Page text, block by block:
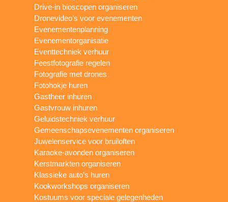
Drive-in bioscopen organiseren
Dronevideo’s voor evenementen
Evenementenplanning
Evenementorganisatie
Eventtechniek verhuur
Feestfotografie regelen
Fotografie met drones
Fotohokje huren
Gastheer inhuren
Gastvrouw inhuren
Geluidstechniek verhuur
Gemeenschapsevenementen organiseren
Juwelenservice voor bruiloften
Karaoke-avonden organiseren
Kerstmarkten organiseren
Klassieke auto’s huren
Kookworkshops organiseren
Kostuums voor speciale gelegenheden